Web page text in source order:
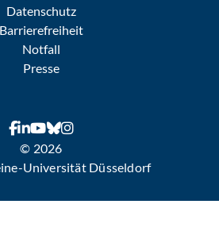
Datenschutz
Barrierefreiheit
Notfall
Presse
© 2026
Universität Düsseldorf